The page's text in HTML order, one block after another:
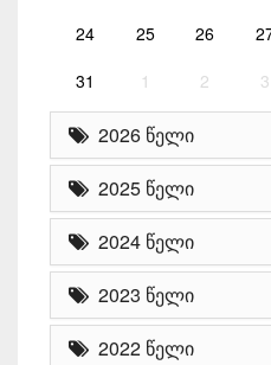
24 25 26
31 1 2 3
2026 წელი
2025 წელი
2024 წელი
2023 წელი
2022 წელი